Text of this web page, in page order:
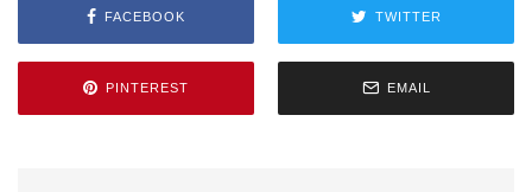
FACEBOOK TWITTER
PINTEREST EMAIL